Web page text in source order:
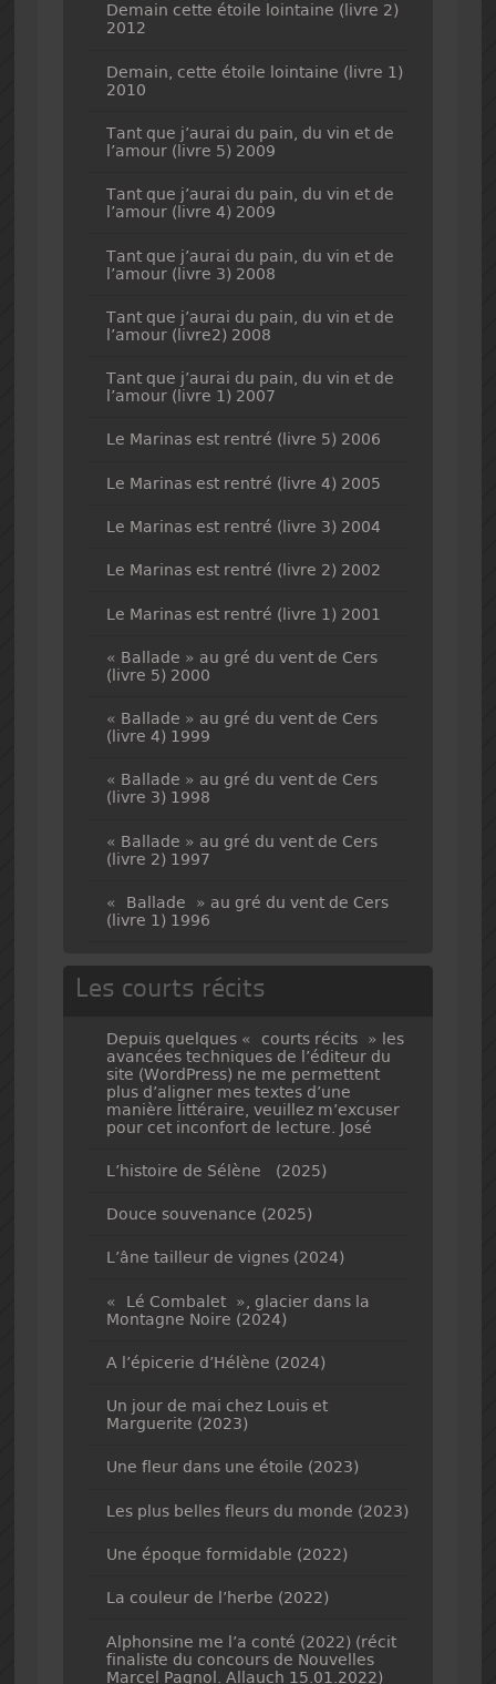
Demain cette étoile lointaine (livre 2)
2012
Demain, cette étoile lointaine (livre 1)
2010
Tant que j’aurai du pain, du vin et de
l’amour (livre 5) 2009
Tant que j’aurai du pain, du vin et de
l’amour (livre 4) 2009
Tant que j’aurai du pain, du vin et de
l’amour (livre 3) 2008
Tant que j’aurai du pain, du vin et de
l’amour (livre2) 2008
Tant que j’aurai du pain, du vin et de
l’amour (livre 1) 2007
Le Marinas est rentré (livre 5) 2006
Le Marinas est rentré (livre 4) 2005
Le Marinas est rentré (livre 3) 2004
Le Marinas est rentré (livre 2) 2002
Le Marinas est rentré (livre 1) 2001
« Ballade » au gré du vent de Cers
(livre 5) 2000
« Ballade » au gré du vent de Cers
(livre 4) 1999
« Ballade » au gré du vent de Cers
(livre 3) 1998
« Ballade » au gré du vent de Cers
(livre 2) 1997
« Ballade » au gré du vent de Cers
(livre 1) 1996
Les courts récits
Depuis quelques « courts récits » les
avancées techniques de l’éditeur du
site (WordPress) ne me permettent
plus d’aligner mes textes d’une
manière littéraire, veuillez m’excuser
pour cet inconfort de lecture. José
L’histoire de Sélène (2025)
Douce souvenance (2025)
L’âne tailleur de vignes (2024)
« Lé Combalet », glacier dans la
Montagne Noire (2024)
A l’épicerie d’Hélène (2024)
Un jour de mai chez Louis et
Marguerite (2023)
Une fleur dans une étoile (2023)
Les plus belles fleurs du monde (2023)
Une époque formidable (2022)
La couleur de l’herbe (2022)
Alphonsine me l’a conté (2022) (récit
finaliste du concours de Nouvelles
Marcel Pagnol. Allauch 15.01.2022)